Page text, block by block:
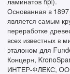
Основанная в 1897
является самым
переработке
всех известных в
эталоном для
Концерн,
ИНТЕР-ФЛЕКС, ООО